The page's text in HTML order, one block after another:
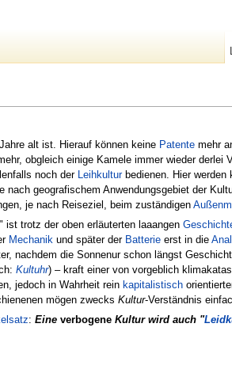
alt ist. Hierauf können keine Patente mehr
obgleich einige Kamele immer wieder derlei
noch der Leihkulturbedienen. Hier werden
nach geografischem Anwendungsgebiet der
je nach Reiseziel, beim zuständigen
trotz der oben erläuterten laaangen
Mechanik und später der Batterie erst in die
nachdem die Sonnenur schon längst
Kultuhr) – kraft einer von vorgeblich
jedoch in Wahrheit rein kapitalistisch
mögen zwecks Kultur-Verständnis
: Eine verbogene Kultur wird auch "